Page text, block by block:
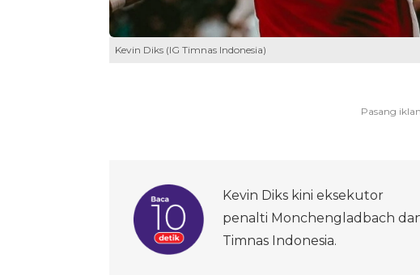
Kevin Diks (IG Timnas Indonesia)
Kevin Diks kini eksekutor
penalti Monchengladbach
Timnas Indonesia.